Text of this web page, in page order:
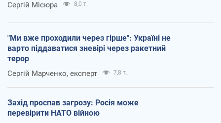
Сергій Місюра 8,0 т.
"Ми вже проходили через гірше": Україні не
варто піддаватися зневірі через ракетний
терор
Сергій Марченко, експерт 7,8 т.
Захід проспав загрозу: Росія може
перевірити НАТО війною